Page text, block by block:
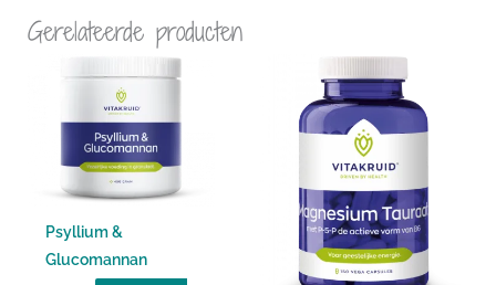
Gerelateerde producten
Psyllium &
Glucomannan